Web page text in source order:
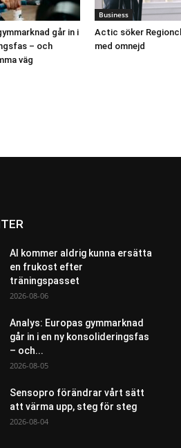
går in i
– och
väg
Business
Actic söker
med omnejd
AI kommer aldrig kunna ersätta
en frukost efter
träningspasset
2026-08-06
Analys: Europas gymmarknad
går in i en ny konsolideringsfas
– och...
2026-08-05
Sensopro förändrar vårt sätt
att värma upp, steg för steg
2026-08-04